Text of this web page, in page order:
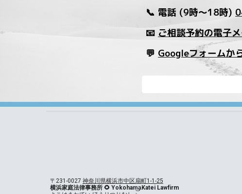
📞 電話 (9時～18時)
📧 ご相談予約の電子
💬 Googleフォームか
〒231-0027 神奈川県横浜市中区扇町1-1-25
横浜家庭法律事務所 🌻 Yokoham͜a͉Katei Lawfirm